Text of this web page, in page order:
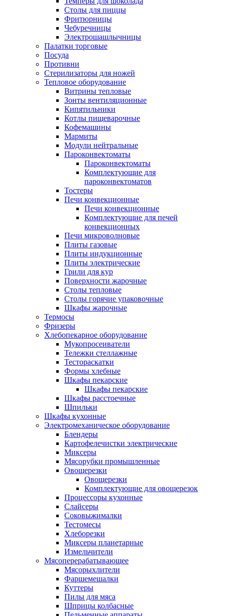
Столы для пиццы
Фритюрницы
Чебуречницы
Электрошашлычницы
Палатки торговые
Посуда
Противни
Стерилизаторы для ножей
Тепловое оборудование
Витрины тепловые
Зонты вентиляционные
Кипятильники
Котлы пищеварочные
Кофемашины
Мармиты
Модули нейтральные
Пароконвектоматы
Пароконвектоматы
Комплектующие для
пароконвектоматов
Тостеры
Печи конвекционные
Печи конвекционные
Комплектующие для печей
конвекционных
Печи микроволновые
Плиты газовые
Плиты индукционные
Плиты электрические
Грили для кур
Поверхности жарочные
Столы тепловые
Столы горячие упаковочные
Шкафы жарочные
Термосы
Фризеры
Хлебопекарное оборудование
Мукопросеиватели
Тележки стеллажные
Тестораскатки
Формы хлебные
Шкафы пекарские
Шкафы пекарские
Шкафы расстоечные
Шпильки
Шкафы кухонные
Электромеханическое оборудование
Блендеры
Картофелечистки электрические
Миксеры
Мясорубки промышленные
Овощерезки
Овощерезки
Комплектующие для овощерезок
Процессоры кухонные
Слайсеры
Соковыжималки
Тестомесы
Хлеборезки
Миксеры планетарные
Измельчители
Мясоперерабатывающее
Мясорыхлители
Фаршемешалки
Куттеры
Пилы для мяса
Шприцы колбасные